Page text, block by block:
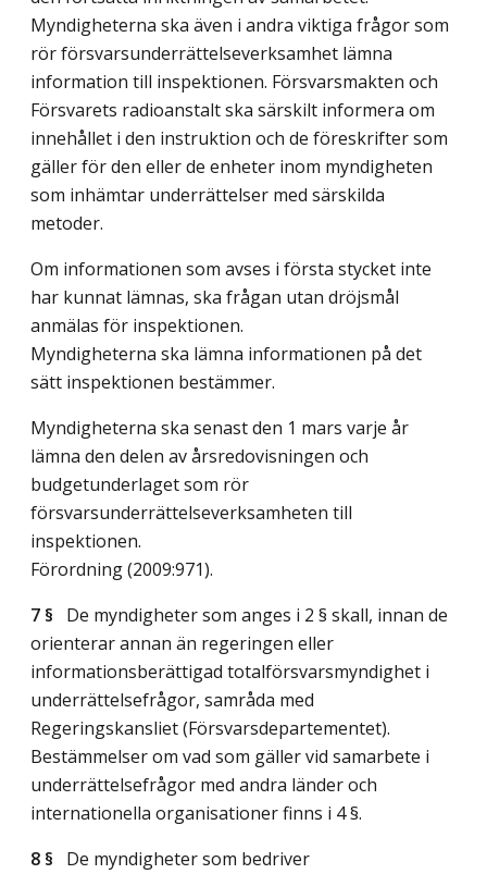
Myndigheterna ska även i andra viktiga frågor som
rör försvarsunderrättelseverksamhet lämna
information till inspektionen. Försvarsmakten och
Försvarets radioanstalt ska särskilt informera om
innehållet i den instruktion och de föreskrifter som
gäller för den eller de enheter inom myndigheten
som inhämtar underrättelser med särskilda
metoder.
Om informationen som avses i första stycket inte
har kunnat lämnas, ska frågan utan dröjsmål
anmälas för inspektionen.
Myndigheterna ska lämna informationen på det
sätt inspektionen bestämmer.
Myndigheterna ska senast den 1 mars varje år
lämna den delen av årsredovisningen och
budgetunderlaget som rör
försvarsunderrättelseverksamheten till
inspektionen.
Förordning (2009:971).
7 § De myndigheter som anges i 2 § skall, innan de
orienterar annan än regeringen eller
informationsberättigad totalförsvarsmyndighet i
underrättelsefrågor, samråda med
Regeringskansliet (Försvarsdepartementet).
Bestämmelser om vad som gäller vid samarbete i
underrättelsefrågor med andra länder och
internationella organisationer finns i 4 §.
8 § De myndigheter som bedriver